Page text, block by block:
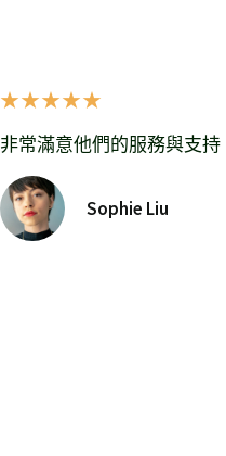
★★★★★
非常滿意他們的服務與支持
Sophie Liu